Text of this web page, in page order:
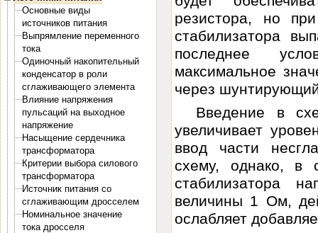
Основные виды
источников питания
Выпрямление переменного
тока
Одиночный накопительный
конденсатор в роли
сглаживающего элемента
Влияние напряжения
пульсаций на выходное
напряжение
Насыщение сердечника
трансформатора
Критерии выбора силового
трансформатора
Источник питания со
сглаживающим дросселем
Номинальное значение
тока дросселя
резистора, но
стабилизатора
последнее
максимальное
через
Введение в
увеличивает
ввод части
схему, однако, в
стабилизатора
величины 1 Ом,
ослабляет